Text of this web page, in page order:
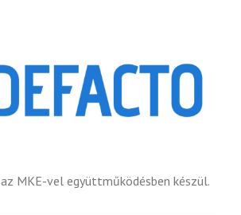
az MKE-vel együttműködésben készül.